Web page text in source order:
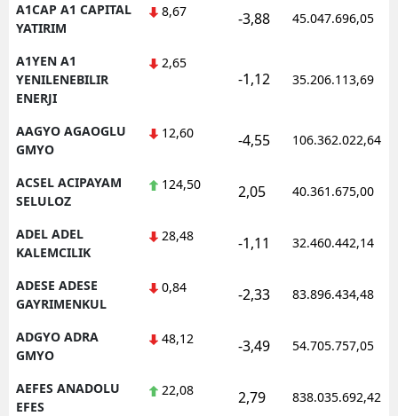
A1CAP A1 CAPITAL
YATIRIM
8,67 -3,88 45.047.696,05
A1YEN A1
YENILENEBILIR
ENERJI
2,65
-1,12 35.206.113,69
AAGYO AGAOGLU
GMYO
12,60 -4,55 106.362.022,64
ACSEL ACIPAYAM
SELULOZ
124,50 2,05 40.361.675,00
ADEL ADEL
KALEMCILIK
28,48 -1,11 32.460.442,14
ADESE ADESE
GAYRIMENKUL
0,84 -2,33 83.896.434,48
ADGYO ADRA
GMYO
48,12 -3,49 54.705.757,05
AEFES ANADOLU
EFES
22,08 2,79 838.035.692,42